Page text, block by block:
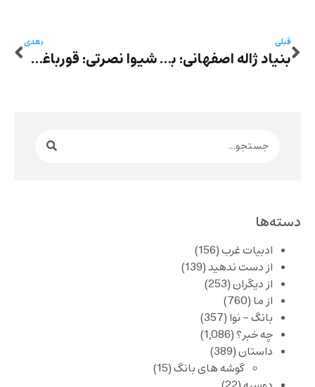
قبلی
بنیاد ژاله اصفهانی: بررسی اشعار بیدل دهلوی با حضور بهمن بنی هاشمی
بعدی
شیوا نصرتی: قورباغه‌های دعاخوان
دسته‌ها
ادبیات غرب(156)
از دست ندهید(139)
از دیگران(253)
از ما (760)
بانگ – نوا (357)
چه خبر؟(1,086)
داستان(389)
گوشه های بانگ(15)